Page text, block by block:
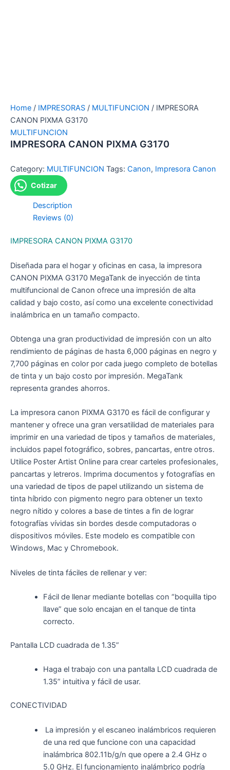
Home / IMPRESORAS / MULTIFUNCION / IMPRESORA
CANON PIXMA G3170
MULTIFUNCION
IMPRESORA CANON PIXMA G3170
Category: MULTIFUNCION Tags: Canon, Impresora Canon
Cotizar
Description
Reviews (0)
IMPRESORA CANON PIXMA G3170
Diseñada para el hogar y oficinas en casa, la impresora
CANON PIXMA G3170 MegaTank de inyección de tinta
multifuncional de Canon ofrece una impresión de alta
calidad y bajo costo, así como una excelente conectividad
inalámbrica en un tamaño compacto.
Obtenga una gran productividad de impresión con un alto
rendimiento de páginas de hasta 6,000 páginas en negro y
7,700 páginas en color por cada juego completo de botellas
de tinta y un bajo costo por impresión. MegaTank
representa grandes ahorros.
La impresora canon PIXMA G3170 es fácil de configurar y
mantener y ofrece una gran versatilidad de materiales para
imprimir en una variedad de tipos y tamaños de materiales,
incluidos papel fotográfico, sobres, pancartas, entre otros.
Utilice Poster Artist Online para crear carteles profesionales,
pancartas y letreros. Imprima documentos y fotografías en
una variedad de tipos de papel utilizando un sistema de
tinta híbrido con pigmento negro para obtener un texto
negro nítido y colores a base de tintes a fin de lograr
fotografías vívidas sin bordes desde computadoras o
dispositivos móviles. Este modelo es compatible con
Windows, Mac y Chromebook.
Niveles de tinta fáciles de rellenar y ver:
Fácil de llenar mediante botellas con “boquilla tipo
llave” que solo encajan en el tanque de tinta
correcto.
Pantalla LCD cuadrada de 1.35”
Haga el trabajo con una pantalla LCD cuadrada de
1.35” intuitiva y fácil de usar.
CONECTIVIDAD
La impresión y el escaneo inalámbricos requieren
de una red que funcione con una capacidad
inalámbrica 802.11b/g/n que opere a 2.4 GHz o
5.0 GHz. El funcionamiento inalámbrico podría